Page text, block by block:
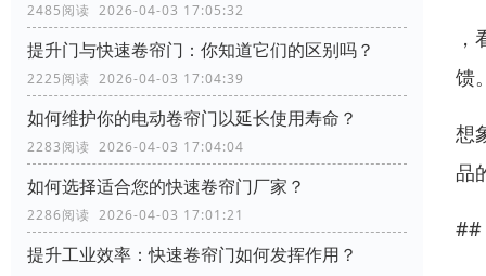
2485阅读 2026-04-03 17:05:32
提升门与快速卷帘门：你知道它们的区别吗？
2225阅读 2026-04-03 17:04:39
如何维护你的电动卷帘门以延长使用寿命？
2283阅读 2026-04-03 17:04:04
如何选择适合您的快速卷帘门厂家？
2286阅读 2026-04-03 17:01:21
提升工业效率：快速卷帘门如何发挥作用？
馈
想
品
##